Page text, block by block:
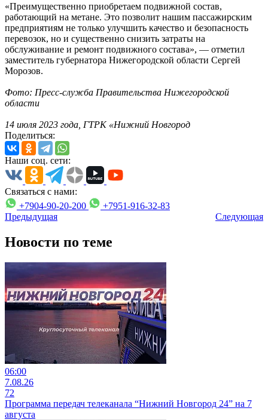
«Преимущественно приобретаем подвижной состав,
работающий на метане. Это позволит нашим пассажирским
предприятиям не только улучшить качество и безопасность
перевозок, но и существенно снизить затраты на
обслуживание и ремонт подвижного состава», — отметил
заместитель губернатора Нижегородской области Сергей
Морозов.
Фото: Пресс-служба Правительства Нижегородской
области
14 июля 2023 года, ГТРК «Нижний Новгород
Поделиться:
Наши соц. сети:
Связаться с нами:
+7904-90-20-200
+7951-916-32-83
Предыдущая
Следующая
Новости по теме
06:00
7.08.26
72
Программа передач телеканала “Нижний Новгород 24” на 7
августа